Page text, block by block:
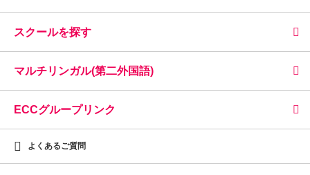
スクールを探す
マルチリンガル(第二外国語)
ECCグループリンク
よくあるご質問